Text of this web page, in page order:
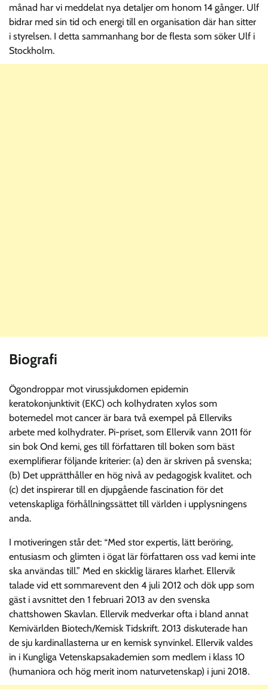
månad har vi meddelat nya detaljer om honom 14 gånger. Ulf
bidrar med sin tid och energi till en organisation där han sitter
i styrelsen. I detta sammanhang bor de flesta som söker Ulf i
Stockholm.
Biografi
Ögondroppar mot virussjukdomen epidemin
keratokonjunktivit (EKC) och kolhydraten xylos som
botemedel mot cancer är bara två exempel på Ellerviks
arbete med kolhydrater. Pi-priset, som Ellervik vann 2011 för
sin bok Ond kemi, ges till författaren till boken som bäst
exemplifierar följande kriterier: (a) den är skriven på svenska;
(b) Det upprätthåller en hög nivå av pedagogisk kvalitet. och
(c) det inspirerar till en djupgående fascination för det
vetenskapliga förhållningssättet till världen i upplysningens
anda.
I motiveringen står det: “Med stor expertis, lätt beröring,
entusiasm och glimten i ögat lär författaren oss vad kemi inte
ska användas till.” Med en skicklig lärares klarhet. Ellervik
talade vid ett sommarevent den 4 juli 2012 och dök upp som
gäst i avsnittet den 1 februari 2013 av den svenska
chattshowen Skavlan. Ellervik medverkar ofta i bland annat
Kemivärlden Biotech/Kemisk Tidskrift. 2013 diskuterade han
de sju kardinallasterna ur en kemisk synvinkel. Ellervik valdes
in i Kungliga Vetenskapsakademien som medlem i klass 10
(humaniora och hög merit inom naturvetenskap) i juni 2018.